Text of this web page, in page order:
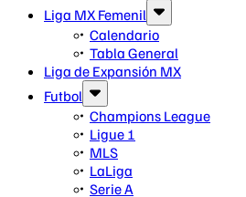
Liga MX Femenil
Calendario
Tabla General
Liga de Expansión MX
Futbol
Champions League
Ligue 1
MLS
LaLiga
Serie A